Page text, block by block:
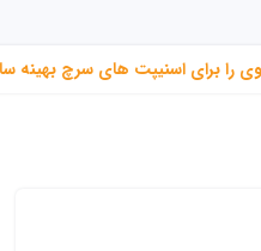
را برای اسنیپت های سرچ بهینه